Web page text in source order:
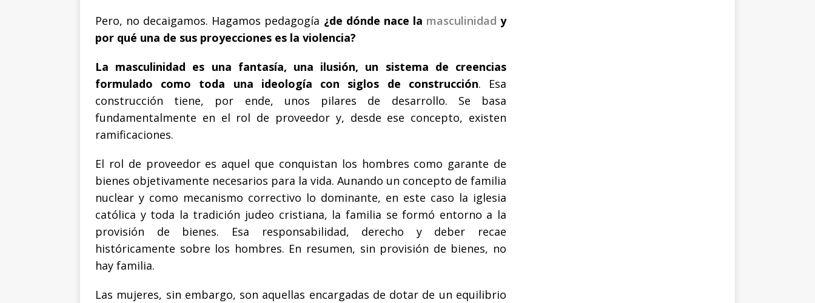
Pero, no decaigamos. Hagamos pedagogía ¿de dónde nace la masculinidad y
por qué una de sus proyecciones es la violencia?
La masculinidad es una fantasía, una ilusión, un sistema de creencias
formulado como toda una ideología con siglos de construcción. Esa
construcción tiene, por ende, unos pilares de desarrollo. Se basa
fundamentalmente en el rol de proveedor y, desde ese concepto, existen
ramificaciones.
El rol de proveedor es aquel que conquistan los hombres como garante de
bienes objetivamente necesarios para la vida. Aunando un concepto de familia
nuclear y como mecanismo correctivo lo dominante, en este caso la iglesia
católica y toda la tradición judeo cristiana, la familia se formó entorno a la
provisión de bienes. Esa responsabilidad, derecho y deber recae
históricamente sobre los hombres. En resumen, sin provisión de bienes, no
hay familia.
Las mujeres, sin embargo, son aquellas encargadas de dotar de un equilibrio